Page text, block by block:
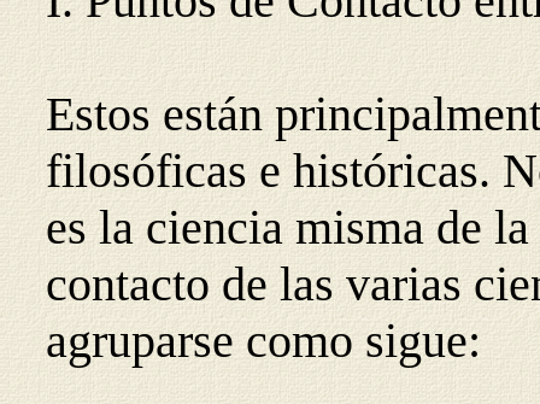
Estos están
filosóficas e históricas.
es la ciencia misma de
contacto de las varias
agruparse como sigue: